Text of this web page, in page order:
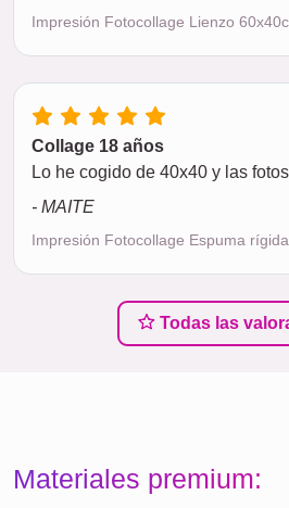
Impresión Fotocollage Lienzo
Collage 18 años
Lo he cogido de 40x40 y las
- MAITE
Impresión Fotocollage Espuma
Todas las
Materiales premium: